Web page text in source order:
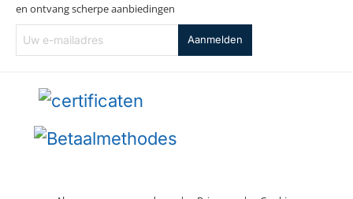
en ontvang scherpe aanbiedingen
e-
mailadres
Aanmelden